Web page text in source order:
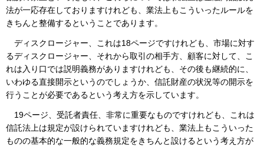
法が一応存在しておりますけれども、業法上もこういったルールを
きちんと整備するということであります。
ディスクロージャー、これは18ページですけれども、市場に対す
るディスクロージャー、それから取引の相手方、顧客に対して、こ
れは入り口では説明義務がありますけれども、その後も継続的に、
いわゆる直接開示というのでしょうか、信託財産の状況等の開示を
行うことが必要であるという考え方を示しています。
19ページ、受託者責任、非常に重要なものですけれども、これは
信託法上は規定が設けられていますけれども、業法上もこういった
ものの基本的な一般的な義務規定をきちんと設けるという考え方が